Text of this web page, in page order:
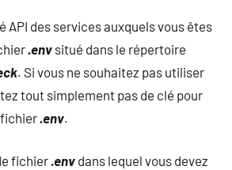
API des services auxquels vous êtes
.env situé dans le répertoire
. Si vous ne souhaitez pas utiliser
tout simplement pas de clé pour
.env.
fichier.env dans lequel vous devez